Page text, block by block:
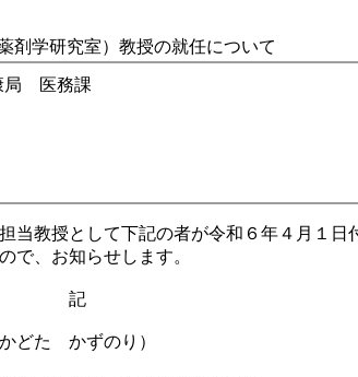
剤学研究室）教授の就任について
局 医務課
当教授として下記の者が令和６年４月１日
で、お知らせします。
かずのり）